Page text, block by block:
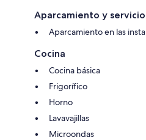
Aparcamiento y
Aparcamiento en las
Cocina
Cocina básica
Frigorífico
Horno
Lavavajillas
Microondas